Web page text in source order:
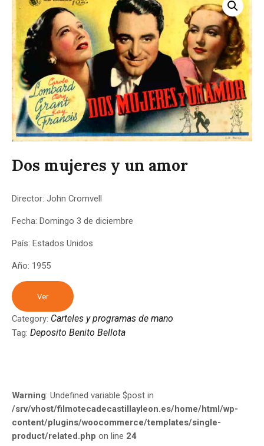
Dos mujeres y un amor
Director: John Cromvell
Fecha: Domingo 3 de diciembre
País: Estados Unidos
Año: 1955
Ver
Category: Carteles y programas de mano
Tag: Deposito Benito Bellota
Warning: Undefined variable $post in
/srv/vhost/filmotecadecastillayleon.es/home/html/wp-
content/plugins/woocommerce/templates/single-
product/related.php on line 24